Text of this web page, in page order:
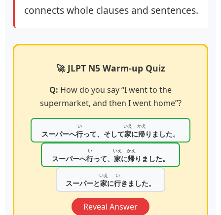
connects whole clauses and sentences.
🚀 JLPT N5 Warm-up Quiz
Q: How do you say “I went to the
supermarket, and then I went home”?
スーパーへ行
い
って、そして家
いえ
に帰
かえ
りました。
スーパーへ行
い
って、 家
いえ
に帰
かえ
りました。
スーパーと家
いえ
に行
い
きました。
Reveal Answer